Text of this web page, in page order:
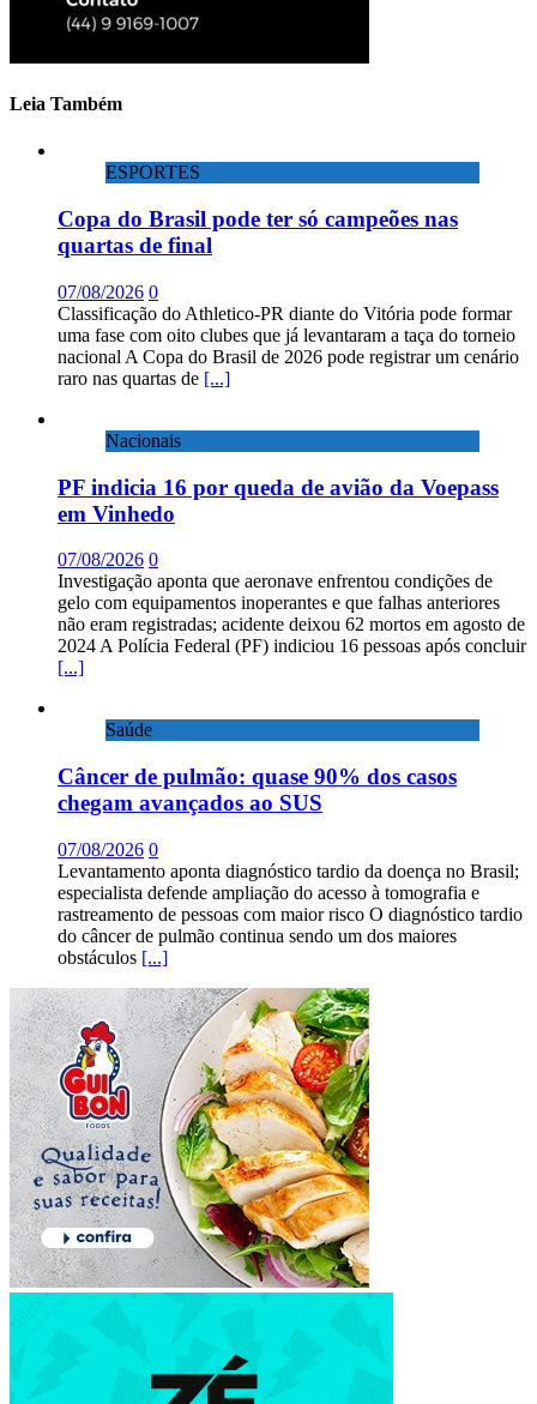
Leia Também
ESPORTES
Copa do Brasil pode ter só campeões nas
quartas de final
07/08/2026 0
Classificação do Athletico-PR diante do Vitória pode formar
uma fase com oito clubes que já levantaram a taça do torneio
nacional A Copa do Brasil de 2026 pode registrar um cenário
raro nas quartas de [...]
Nacionais
PF indicia 16 por queda de avião da Voepass
em Vinhedo
07/08/2026 0
Investigação aponta que aeronave enfrentou condições de
gelo com equipamentos inoperantes e que falhas anteriores
não eram registradas; acidente deixou 62 mortos em agosto de
2024 A Polícia Federal (PF) indiciou 16 pessoas após concluir
[...]
Saúde
Câncer de pulmão: quase 90% dos casos
chegam avançados ao SUS
07/08/2026 0
Levantamento aponta diagnóstico tardio da doença no Brasil;
especialista defende ampliação do acesso à tomografia e
rastreamento de pessoas com maior risco O diagnóstico tardio
do câncer de pulmão continua sendo um dos maiores
obstáculos [...]